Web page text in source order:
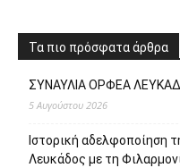
Τα πιο πρόσφατα άρθρα
ΣΥΝΑΥΛΙΑ ΟΡΦΕΑ
5 Αυγούστου 2026
Ιστορική αδελφοποίηση
Λευκάδος με τη